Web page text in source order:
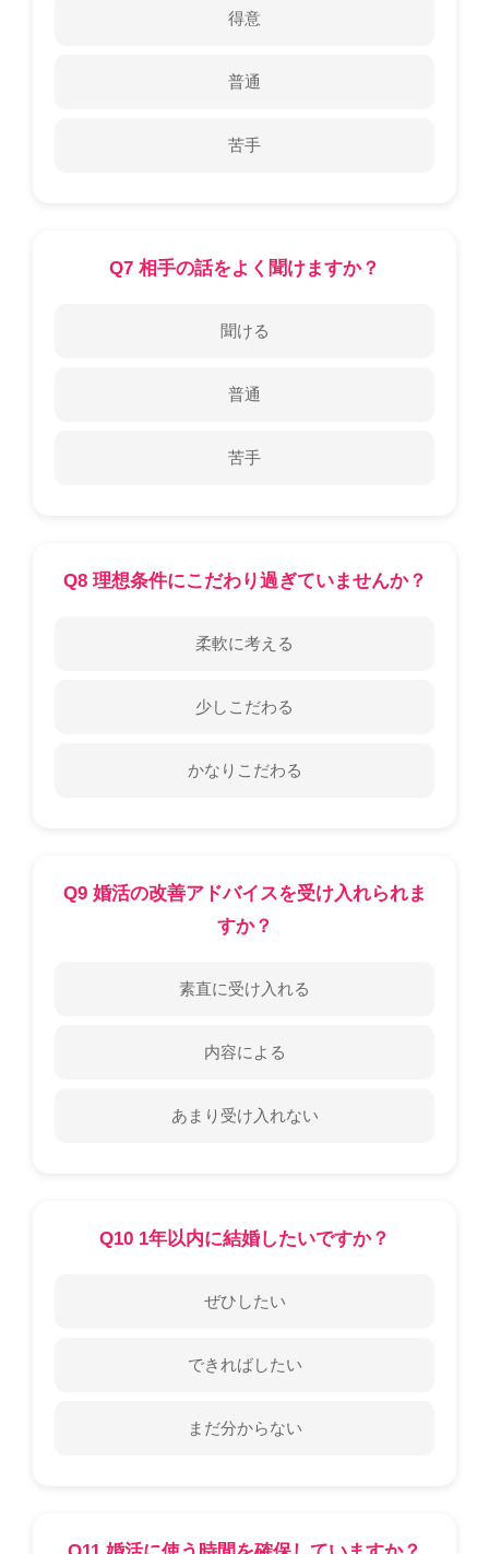
得意
普通
苦手
Q7 相手の話をよく聞けますか？
聞ける
普通
苦手
Q8 理想条件にこだわり過ぎていませんか？
柔軟に考える
少しこだわる
かなりこだわる
Q9 婚活の改善アドバイスを受け入れられま
すか？
素直に受け入れる
内容による
あまり受け入れない
Q10 1年以内に結婚したいですか？
ぜひしたい
できればしたい
まだ分からない